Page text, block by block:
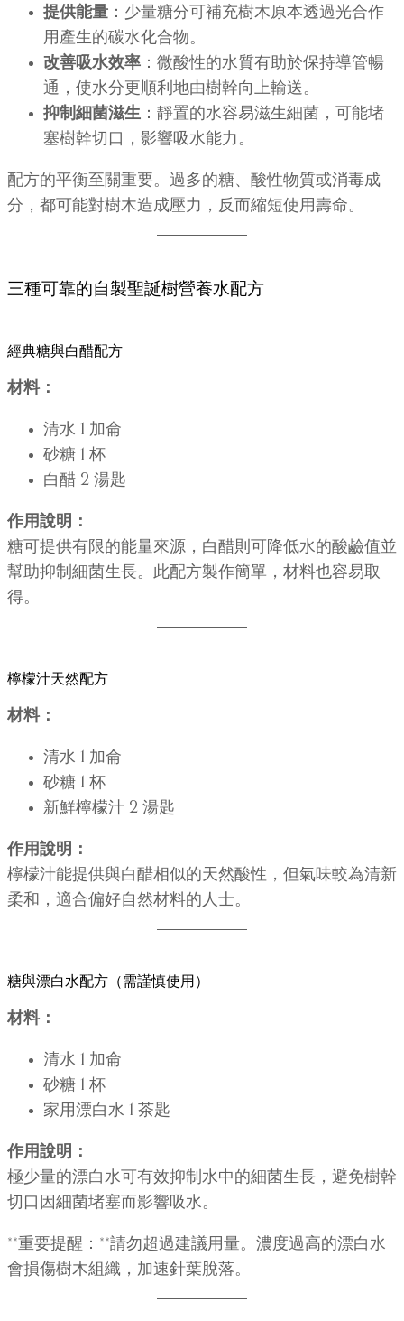
提供能量 ：少量糖分可補充樹木原本透過光合作
用產生的碳水化合物。
改善吸水效率 ：微酸性的水質有助於保持導管暢
通，使水分更順利地由樹幹向上輸送。
抑制細菌滋生 ：靜置的水容易滋生細菌，可能堵
塞樹幹切口，影響吸水能力。
配方的平衡至關重要。過多的糖、酸性物質或消毒成
分，都可能對樹木造成壓力，反而縮短使用壽命。
三種可靠的自製聖誕樹營養水配方
經典糖與白醋配方
材料：
清水 1 加侖
砂糖 1 杯
白醋 2 湯匙
作用說明：
糖可提供有限的能量來源，白醋則可降低水的酸鹼值並
幫助抑制細菌生長。此配方製作簡單，材料也容易取
得。
檸檬汁天然配方
材料：
清水 1 加侖
砂糖 1 杯
新鮮檸檬汁 2 湯匙
作用說明：
檸檬汁能提供與白醋相似的天然酸性，但氣味較為清新
柔和，適合偏好自然材料的人士。
糖與漂白水配方（需謹慎使用）
材料：
清水 1 加侖
砂糖 1 杯
家用漂白水 1 茶匙
作用說明：
極少量的漂白水可有效抑制水中的細菌生長，避免樹幹
切口因細菌堵塞而影響吸水。
**重要提醒：**請勿超過建議用量。濃度過高的漂白水
會損傷樹木組織，加速針葉脫落。